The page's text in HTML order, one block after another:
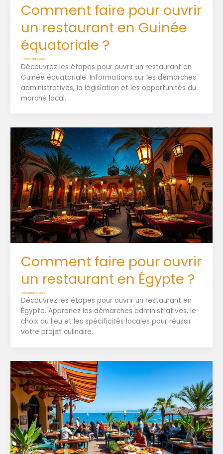
Comment faire pour ouvrir
un restaurant en Guinée
équatoriale ?
4 novembre 2024
Découvrez les étapes pour ouvrir un restaurant en
Guinée équatoriale. Informations sur les démarches
administratives, la législation et les opportunités du
marché local.
Comment faire pour ouvrir
un restaurant en Égypte ?
2 novembre 2024
Découvrez les étapes pour ouvrir un restaurant en
Égypte. Apprenez les démarches administratives, le
choix du lieu et les spécificités locales pour réussir
votre projet culinaire.